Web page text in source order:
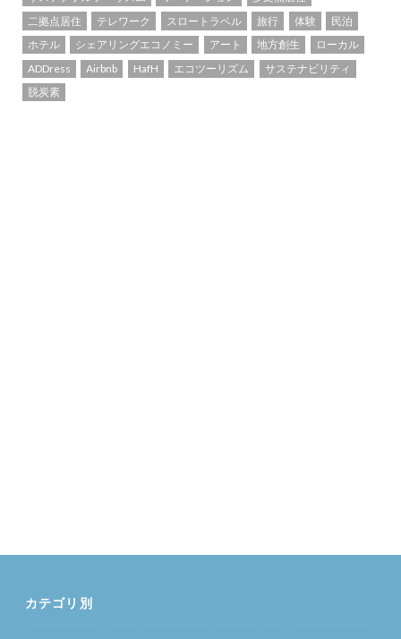
二拠点居住
テレワーク スロートラベル 旅行 体験
民泊
ホテル
シェアリングエコノミー アート 地方創生
ローカル
ADDress
Airbnb HafH エコツーリズム
サステナビリティ
脱炭素
カテゴリ別